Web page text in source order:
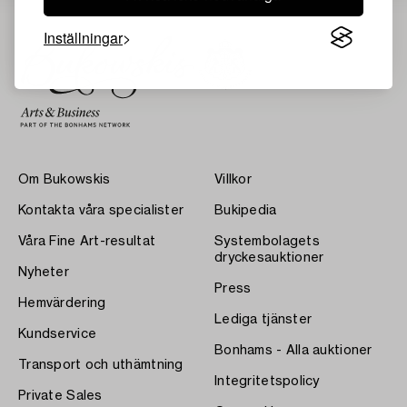
Inställningar
Om Bukowskis
Kontakta våra specialister
Våra Fine Art-resultat
Nyheter
Hemvärdering
Kundservice
Transport och uthämtning
Private Sales
Villkor
Bukipedia
Systembolagets
dryckesauktioner
Press
Lediga tjänster
Bonhams - Alla auktioner
Integritetspolicy